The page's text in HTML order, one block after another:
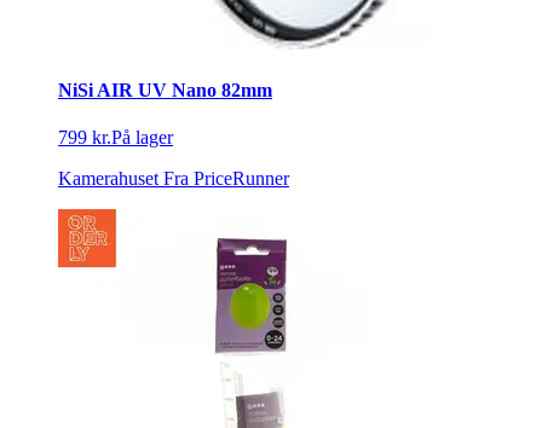
NiSi AIR UV Nano 82mm
799 kr.På lager
Kamerahuset Fra PriceRunner